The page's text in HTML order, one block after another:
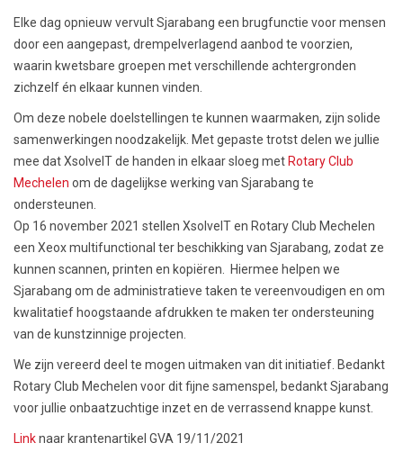
Elke dag opnieuw vervult Sjarabang een brugfunctie voor mensen
door een aangepast, drempelverlagend aanbod te voorzien,
waarin kwetsbare groepen met verschillende achtergronden
zichzelf én elkaar kunnen vinden.
Om deze nobele doelstellingen te kunnen waarmaken, zijn solide
samenwerkingen noodzakelijk. Met gepaste trotst delen we jullie
mee dat XsolveIT de handen in elkaar sloeg met Rotary Club
Mechelen om de dagelijkse werking van Sjarabang te
ondersteunen.
Op 16 november 2021 stellen XsolveIT en Rotary Club Mechelen
een Xeox multifunctional ter beschikking van Sjarabang, zodat ze
kunnen scannen, printen en kopiëren. Hiermee helpen we
Sjarabang om de administratieve taken te vereenvoudigen en om
kwalitatief hoogstaande afdrukken te maken ter ondersteuning
van de kunstzinnige projecten.
We zijn vereerd deel te mogen uitmaken van dit initiatief. Bedankt
Rotary Club Mechelen voor dit fijne samenspel, bedankt Sjarabang
voor jullie onbaatzuchtige inzet en de verrassend knappe kunst.
Linknaar krantenartikel GVA 19/11/2021